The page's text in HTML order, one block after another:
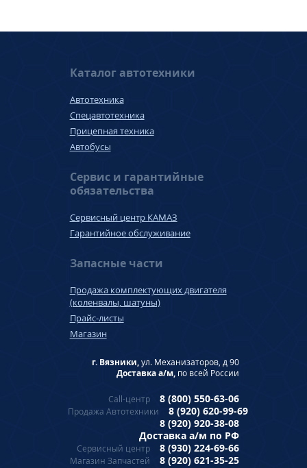
Каталог автотехники
Автотехника
Спецавтотехника
Прицепная техника
Автобусы
Сервис и гарантийные
обязательства
Сервисный центр КАМАЗ
Гарантийное обслуживание
Запасные части
Продажа комплектующих двигателя
(коленвалы, шатуны)
Прайс-листы
Магазин
г. Вязники,ул. Механизаторов, д 90
Доставка а/м, по всей России
Call-центр 8 (800) 550-63-06
Продажа Автотехники
8 (920) 620-99-69
8 (920) 920-38-08
Доставка а/м по РФ
Сервисный центр 8 (930) 224-69-66
Магазин Запчастей
8 (920) 621-35-25